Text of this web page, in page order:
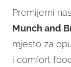
Premijerni
Munch and
mjesto za
i comfort